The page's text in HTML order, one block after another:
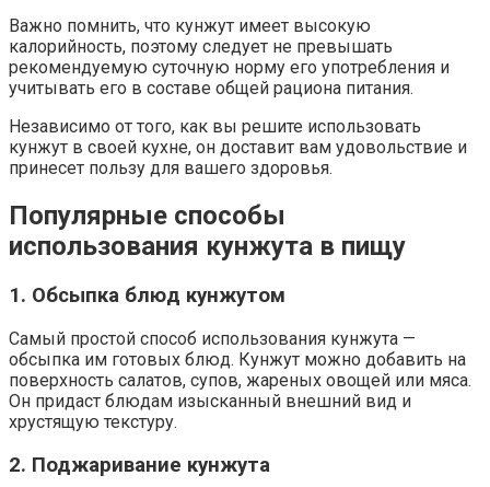
Важно помнить, что кунжут имеет высокую
калорийность, поэтому следует не превышать
рекомендуемую суточную норму его употребления и
учитывать его в составе общей рациона питания.
Независимо от того, как вы решите использовать
кунжут в своей кухне, он доставит вам удовольствие и
принесет пользу для вашего здоровья.
Популярные способы
использования кунжута в пищу
1. Обсыпка блюд кунжутом
Самый простой способ использования кунжута —
обсыпка им готовых блюд. Кунжут можно добавить на
поверхность салатов, супов, жареных овощей или мяса.
Он придаст блюдам изысканный внешний вид и
хрустящую текстуру.
2. Поджаривание кунжута